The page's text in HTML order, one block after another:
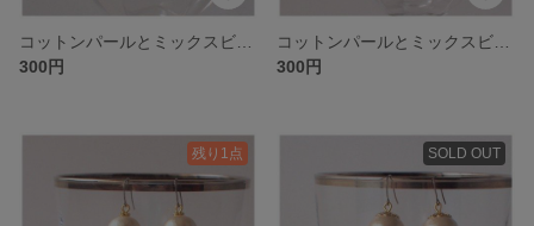
300円
300円
残り1点 SOLD OUT